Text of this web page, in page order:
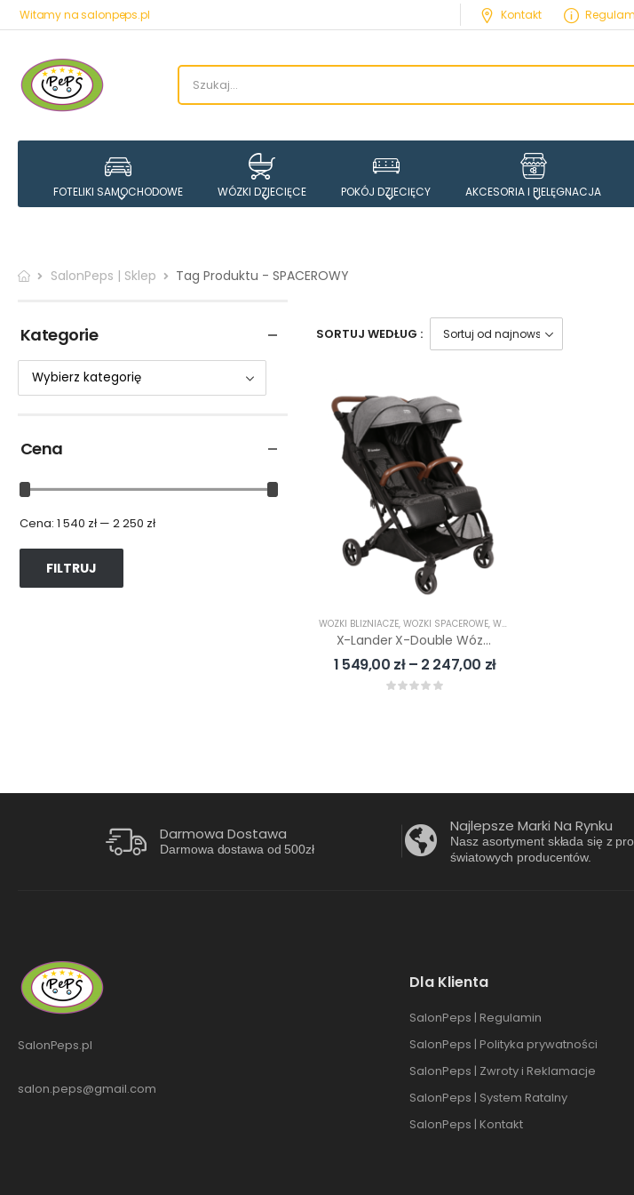
Witamy na salonpeps.pl Kontakt
FOTELIKI SAMOCHODOWE WÓZKI DZIECIĘCE POKÓJ DZIECIĘCY AKCESORIA I PIELĘGNACJA
SalonPeps | Sklep Tag Produktu - SPACEROWY
Kategorie
Cena
FILTRUJ
Cena: 1 540 zł— 2 250 zł
SORTUJ WEDŁUG :
WÓZKI BLIŹNIACZE, WÓZKI SPACEROWE, WÓZKI WIELOFUNKCYJNE
X-Lander X-Double Wózek Bliźniaczy / Rok Po Roku W Opcji Z Gondolą
1 549,00 zł– 2 247,00 zł
Darmowa Dostawa
Darmowa dostawa od 500zł
Najlepsze Marki Na Rynku
Nasz asortyment składa się z
światowych producentów.
SalonPeps.pl
salon.peps@gmail.com
Dla Klienta
SalonPeps | Regulamin
SalonPeps | Polityka prywatności
SalonPeps | Zwroty i Reklamacje
SalonPeps | System Ratalny
SalonPeps | Kontakt